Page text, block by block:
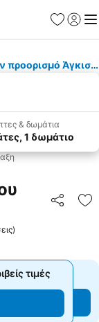
& δωμάτια
1 δωμάτιο
)
τιμές
τιμές